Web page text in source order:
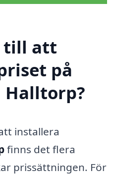
till att
på
Halltorp?
installera
finns det flera
prissättningen. För